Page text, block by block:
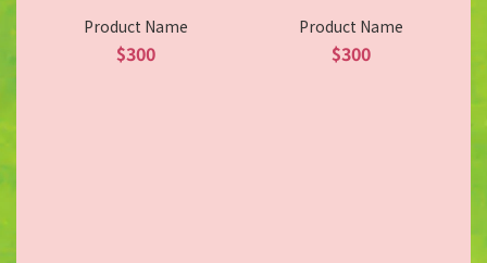
Product Name
$300
Product Name
$300